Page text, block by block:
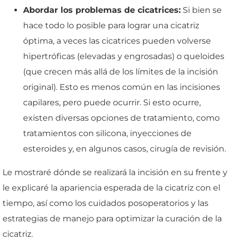
Abordar los problemas de cicatrices: Si bien se
hace todo lo posible para lograr una cicatriz
óptima, a veces las cicatrices pueden volverse
hipertróficas (elevadas y engrosadas) o queloides
(que crecen más allá de los límites de la incisión
original). Esto es menos común en las incisiones
capilares, pero puede ocurrir. Si esto ocurre,
existen diversas opciones de tratamiento, como
tratamientos con silicona, inyecciones de
esteroides y, en algunos casos, cirugía de revisión.
Le mostraré dónde se realizará la incisión en su frente y
le explicaré la apariencia esperada de la cicatriz con el
tiempo, así como los cuidados posoperatorios y las
estrategias de manejo para optimizar la curación de la
cicatriz.